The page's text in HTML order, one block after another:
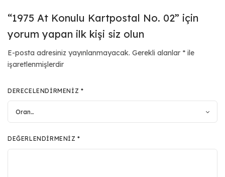
“1975 At Konulu Kartpostal No. 02” için
yorum yapan ilk kişi siz olun
E-posta adresiniz yayınlanmayacak. Gerekli alanlar * ile
işaretlenmişlerdir
DERECELENDIRMENIZ *
DEĞERLENDIRMENIZ*